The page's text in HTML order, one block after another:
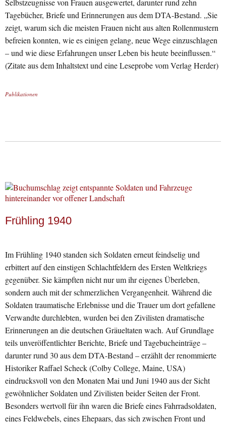
Selbstzeugnisse von Frauen ausgewertet, darunter rund zehn
Tagebücher, Briefe und Erinnerungen aus dem DTA-Bestand. „Sie
zeigt, warum sich die meisten Frauen nicht aus alten Rollenmustern
befreien konnten, wie es einigen gelang, neue Wege einzuschlagen
– und wie diese Erfahrungen unser Leben bis heute beeinflussen.“
(Zitate aus dem Inhaltstext und eine Leseprobe vom Verlag Herder)
Publikationen
Frühling 1940
Im Frühling 1940 standen sich Soldaten erneut feindselig und
erbittert auf den einstigen Schlachtfeldern des Ersten Weltkriegs
gegenüber. Sie kämpften nicht nur um ihr eigenes Überleben,
sondern auch mit der schmerzlichen Vergangenheit. Während die
Soldaten traumatische Erlebnisse und die Trauer um dort gefallene
Verwandte durchlebten, wurden bei den Zivilisten dramatische
Erinnerungen an die deutschen Gräueltaten wach. Auf Grundlage
teils unveröffentlichter Berichte, Briefe und Tagebucheinträge –
darunter rund 30 aus dem DTA-Bestand – erzählt der renommierte
Historiker Raffael Scheck (Colby College, Maine, USA)
eindrucksvoll von den Monaten Mai und Juni 1940 aus der Sicht
gewöhnlicher Soldaten und Zivilisten beider Seiten der Front.
Besonders wertvoll für ihn waren die Briefe eines Fahrradsoldaten,
eines Feldwebels, eines Ehepaars, das sich zwischen Front und